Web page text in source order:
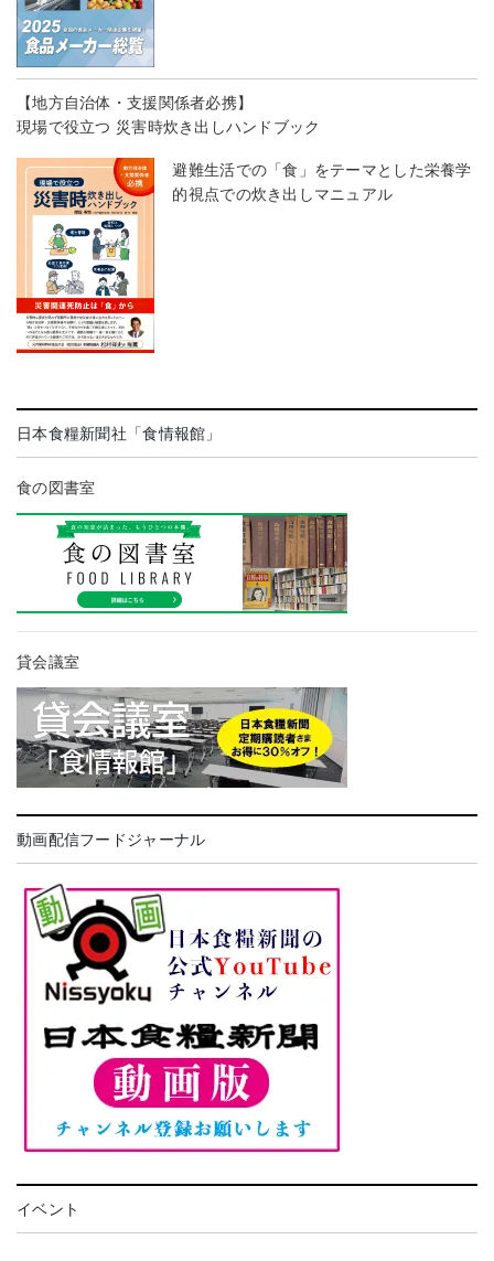
【地方自治体・支援関係者必携】
現場で役立つ 災害時炊き出しハンドブック
避難生活での「食」をテーマとした栄養学
的視点での炊き出しマニュアル
日本食糧新聞社「食情報館」
食の図書室
貸会議室
動画配信フードジャーナル
イベント